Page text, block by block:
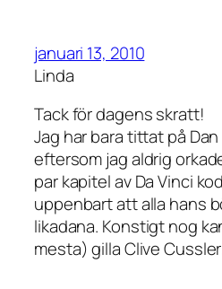
januari 13, 2010
Linda
Tack för dagens skratt!
Jag har bara tittat på
eftersom jag aldrig
par kapitel av Da Vinci
uppenbart att alla hans
likadana. Konstigt nog
mesta) gilla Clive